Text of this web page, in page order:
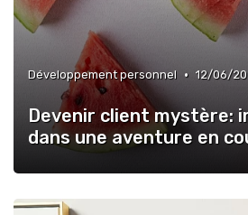
Développement personnel • 12/06/
Devenir client mystère:
dans une aventure en